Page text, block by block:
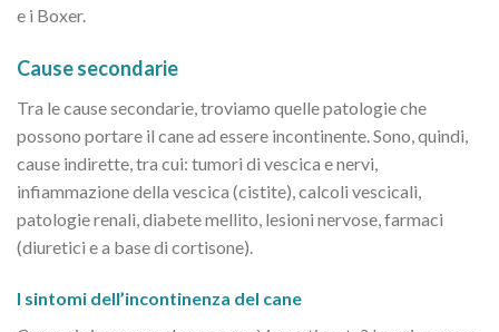
e i Boxer.
Cause secondarie
Tra le cause secondarie, troviamo quelle patologie che
possono portare il cane ad essere incontinente. Sono, quindi,
cause indirette, tra cui: tumori di vescica e nervi,
infiammazione della vescica (cistite), calcoli vescicali,
patologie renali, diabete mellito, lesioni nervose, farmaci
(diuretici e a base di cortisone).
I sintomi dell’incontinenza del cane